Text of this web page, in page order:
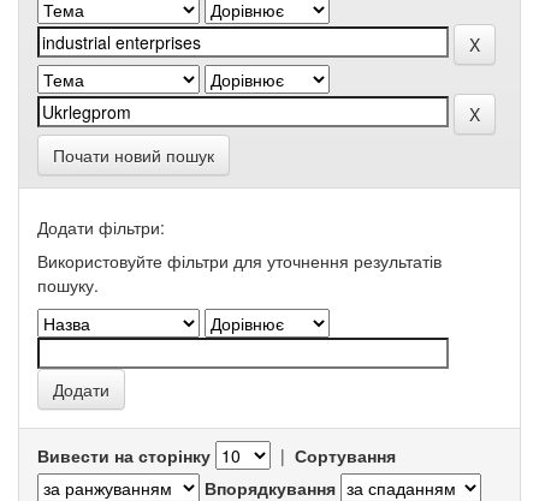
Почати новий пошук
Додати фільтри:
Використовуйте фільтри для уточнення результатів
пошуку.
Вивести на сторінку | Сортування
Впорядкування